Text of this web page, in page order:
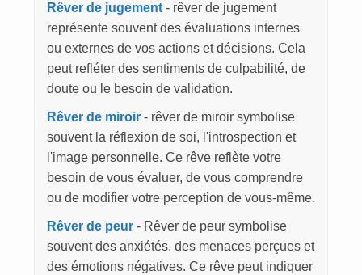
Rêver de jugement- rêver de jugement
représente souvent des évaluations internes
ou externes de vos actions et décisions. Cela
peut refléter des sentiments de culpabilité, de
doute ou le besoin de validation.
Rêver de miroir- rêver de miroir symbolise
souvent la réflexion de soi, l'introspection et
l'image personnelle. Ce rêve reflète votre
besoin de vous évaluer, de vous comprendre
ou de modifier votre perception de vous-même.
Rêver de peur- Rêver de peur symbolise
souvent des anxiétés, des menaces perçues et
des émotions négatives. Ce rêve peut indiquer